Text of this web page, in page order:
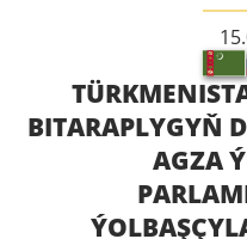
BITARAPLYGYŇ
AGZA